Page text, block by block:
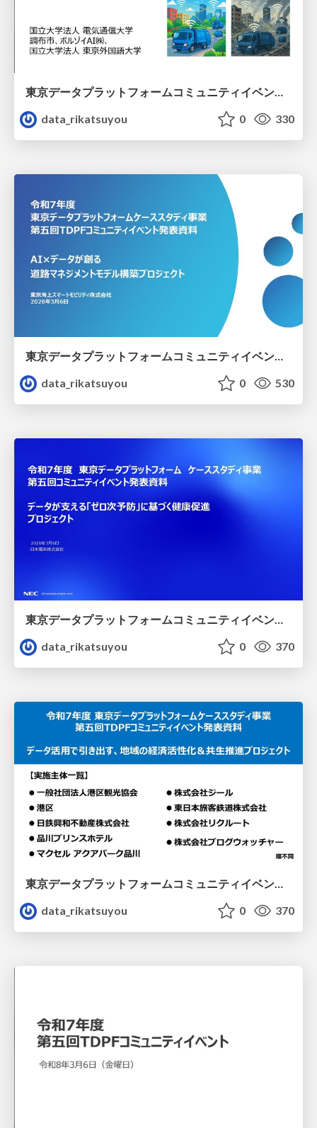
東京データプラットフォームコミュニティイベント：災害廃棄物から都市機能を守る産官学連携プロジェクト発表資料
data_rikatsuyou
0 330
東京データプラットフォームコミュニティイベント：AI×データが創る道路マネジメントモデル構築プロジェクト発表資料
data_rikatsuyou
0 530
東京データプラットフォームコミュニティイベント：データが支える「ゼロ次予防」に基づく健康促進プロジェクト発表資料
data_rikatsuyou
0 370
data_rikatsuyou
0 370